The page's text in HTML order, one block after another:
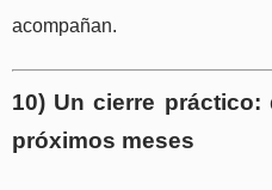
acompañan.
10) Un cierre
próximos meses